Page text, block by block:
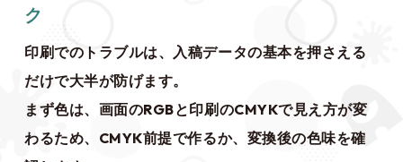
ク
印刷でのトラブルは、入稿データの基本を押さえる
だけで大半が防げます。
まず色は、画面のRGBと印刷のCMYKで見え方が変
わるため、CMYK前提で作るか、変換後の色味を確